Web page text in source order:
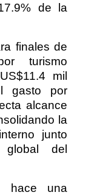
de la
finales de
turismo
mil
gasto por
alcance
la
junto
global del
hace una